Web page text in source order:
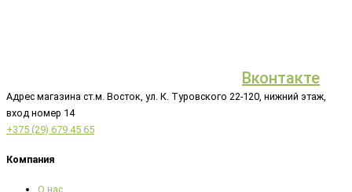
Вконтакте
Адрес магазина ст.м. Восток, ул. К. Туровского 22-120, нижний этаж,
вход номер 14
+375 (29) 679 45 65
Компания
О нас